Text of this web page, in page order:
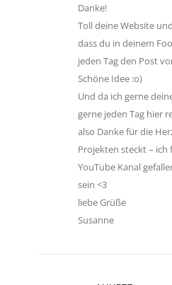
Danke!
Toll deine Website
dass du in deinem
jeden Tag den Post
Schöne Idee :o)
Und da ich gerne
gerne jeden Tag hier
also Danke für die
Projekten steckt – ich
YouTube Kanal
sein <3
liebe Grüße
Susanne